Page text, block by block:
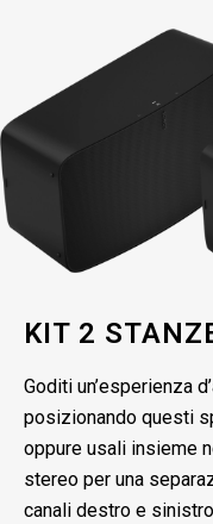
KIT 2
Goditi un’esperienza
posizionando questi
oppure usali insieme
stereo per una
canali destro e